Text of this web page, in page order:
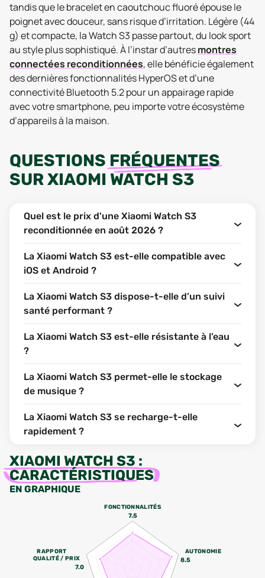
tandis que le bracelet en caoutchouc fluoré épouse le
poignet avec douceur, sans risque d’irritation. Légère (44
g) et compacte, la Watch S3 passe partout, du look sport
au style plus sophistiqué. À l’instar d’autresmontres
connectées reconditionnées, elle bénéficie également
des dernières fonctionnalités HyperOS et d’une
connectivité Bluetooth 5.2 pour un appairage rapide
avec votre smartphone, peu importe votre écosystème
d’appareils à la maison.
QUESTIONS FRÉQUENTES
SURXIAOMI WATCH S3
Quel est le prix d'une Xiaomi Watch S3
reconditionnée en août 2026 ?
La Xiaomi Watch S3 est-elle compatible avec
iOS et Android ?
La Xiaomi Watch S3 dispose-t-elle d’un suivi
santé performant ?
La Xiaomi Watch S3 est-elle résistante à l’eau
?
La Xiaomi Watch S3 permet-elle le stockage
de musique ?
La Xiaomi Watch S3 se recharge-t-elle
rapidement ?
XIAOMI WATCH S3 :
CARACTÉRISTIQUES
EN GRAPHIQUE
FONCTIONNALITÉS
7.5
AUTONOMIE
8.5
RAPPORT
QUALITÉ / PRIX
7.0